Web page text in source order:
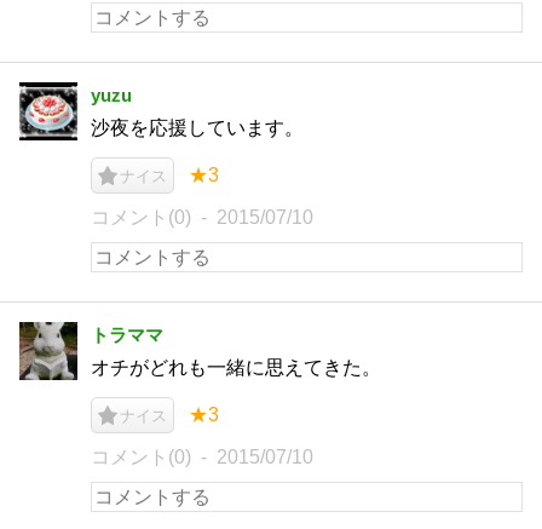
yuzu
沙夜を応援しています。
ナイス ★3
コメント(0) 2015/07/10
トラママ
オチがどれも一緒に思えてきた。
ナイス ★3
コメント(0) 2015/07/10